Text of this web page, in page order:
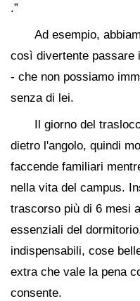
.”
Ad esempio,
così divertente passare
- che non possiamo
senza di lei.
Il giorno del
dietro l'angolo, quindi
faccende familiari
nella vita del campus.
trascorso più di 6 mesi
essenziali del
indispensabili, cose
extra che vale la pena
consente.